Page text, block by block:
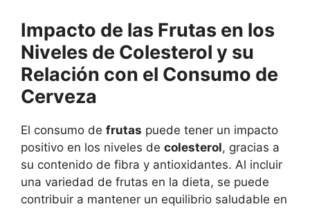
Impacto de las Frutas en los
Niveles de Colesterol y su
Relación con el Consumo de
Cerveza
El consumo de frutas puede tener un impacto
positivo en los niveles de colesterol, gracias a
su contenido de fibra y antioxidantes. Al incluir
una variedad de frutas en la dieta, se puede
contribuir a mantener un equilibrio saludable en